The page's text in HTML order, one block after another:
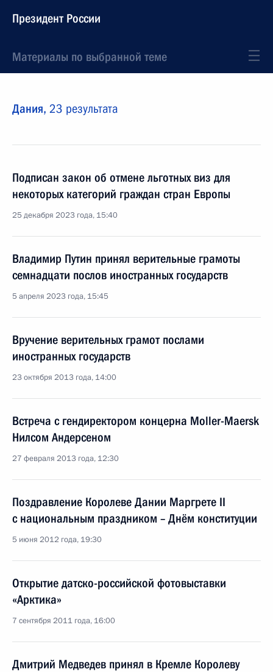
Президент России
Материалы по выбранной теме
Дания, 23 результата
Подписан закон об отмене льготных виз для
некоторых категорий граждан стран Европы
25 декабря 2023 года, 15:40
Владимир Путин принял верительные грамоты
семнадцати послов иностранных государств
5 апреля 2023 года, 15:45
Вручение верительных грамот послами
иностранных государств
23 октября 2013 года, 14:00
Встреча с гендиректором концерна Moller-Maersk
Нилсом Андерсеном
27 февраля 2013 года, 12:30
Поздравление Королеве Дании Маргрете II
с национальным праздником – Днём конституции
5 июня 2012 года, 19:30
Открытие датско-российской фотовыставки
«Арктика»
7 сентября 2011 года, 16:00
Дмитрий Медведев принял в Кремле Королеву